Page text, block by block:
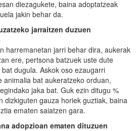
diezagukete, baina adoptatzeak
jakin behar da.
jarraitzen duzuen
harremanetan jarri behar dira, aukerak
ere, pertsona batzuek uste dute
dugula. Askok oso ezaugarri
animalia bat aukeratzeko orduan,
jaka bat. Guk ezin ditugu %
dizkiguten gauza horiek guztiak, baina
ematen saiatzen gara.
adopzioan ematen dituzuen